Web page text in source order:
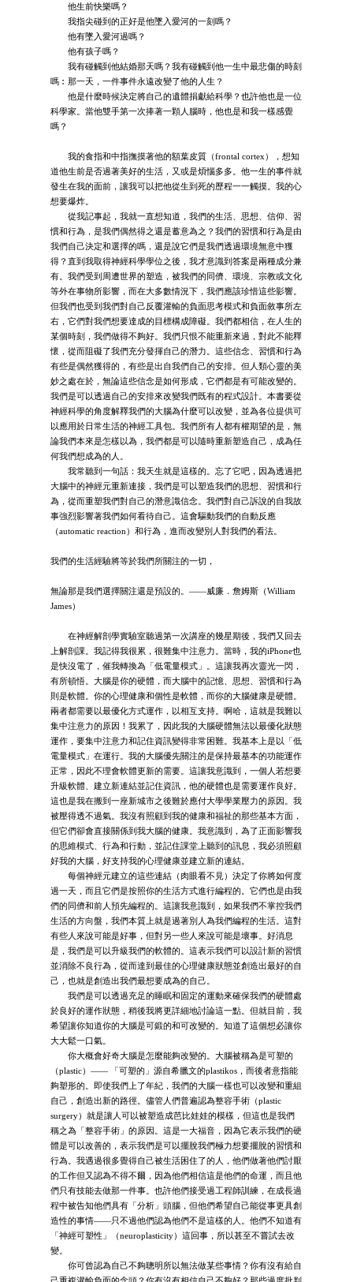
他生前快樂嗎？
我指尖碰到的正好是他墜入愛河的一刻嗎？
他有墜入愛河過嗎？
他有孩子嗎？
我有碰觸到他結婚那天嗎？我有碰觸到他一生中最悲傷的時刻
嗎︰那一天，一件事件永遠改變了他的人生？
他是什麼時候決定將自己的遺體捐獻給科學？也許他也是一位
科學家。當他雙手第一次捧著一顆人腦時，他也是和我一樣感覺
嗎？
我的食指和中指撫摸著他的額葉皮質（frontal cortex），想知
道他生前是否過著美好的生活，又或是煩惱多多。他一生的事件就
發生在我的面前，讓我可以把他從生到死的歷程一一觸摸。我的心
想要爆炸。
從我記事起，我就一直想知道，我們的生活、思想、信仰、習
慣和行為，是我們偶然得之還是蓄意為之？我們的習慣和行為是由
我們自己決定和選擇的嗎，還是說它們是我們透過環境無意中獲
得？直到我取得神經科學學位之後，我才意識到答案是兩種成分兼
有。我們受到周遭世界的塑造，被我們的同儕、環境、宗教或文化
等外在事物所影響，而在大多數情況下，我們應該珍惜這些影響。
但我們也受到我們對自己反覆灌輸的負面思考模式和負面敘事所左
右，它們對我們想要達成的目標構成障礙。我們都相信，在人生的
某個時刻，我們做得不夠好。我們只恨不能重新來過，對此不能釋
懷，從而阻礙了我們充分發揮自己的潛力。這些信念、習慣和行為
有些是偶然獲得的，有些是出自我們自己的安排。但人類心靈的美
妙之處在於，無論這些信念是如何形成，它們都是有可能改變的。
我們是可以透過自己的安排來改變我們既有的程式設計。本書要從
神經科學的角度解釋我們的大腦為什麼可以改變，並為各位提供可
以應用於日常生活的神經工具包。我們所有人都有權期望的是，無
論我們本來是怎樣以為，我們都是可以隨時重新塑造自己，成為任
何我們想成為的人。
我常聽到一句話：我天生就是這樣的。忘了它吧，因為透過把
大腦中的神經元重新連接，我們是可以塑造我們的思想、習慣和行
為，從而重塑我們對自己的潛意識信念。我們對自己訴說的自我故
事強烈影響著我們如何看待自己。這會驅動我們的自動反應
（automatic reaction）和行為，進而改變別人對我們的看法。
我們的生活經驗將等於我們所關注的一切，
無論那是我們選擇關注還是預設的。——威廉．詹姆斯（William
James）
在神經解剖學實驗室聽過第一次講座的幾星期後，我們又回去
上解剖課。我記得我很累，很難集中注意力。當時，我的iPhone也
是快沒電了，催我轉換為「低電量模式」。這讓我再次靈光一閃，
有所頓悟。大腦是你的硬體，而大腦中的記憶、思想、習慣和行為
則是軟體。你的心理健康和個性是軟體，而你的大腦健康是硬體。
兩者都需要以最優化方式運作，以相互支持。啊哈，這就是我難以
集中注意力的原因！我累了，因此我的大腦硬體無法以最優化狀態
運作，要集中注意力和記住資訊變得非常困難。我基本上是以「低
電量模式」在運行。我的大腦優先關注的是保持最基本的功能運作
正常，因此不理會軟體更新的需要。這讓我意識到，一個人若想要
升級軟體、建立新連結並記住資訊，他的硬體也是需要運作良好。
這也是我在搬到一座新城市之後難於應付大學學業壓力的原因。我
被壓得透不過氣。我沒有照顧到我的健康和福祉的那些基本方面，
但它們卻會直接關係到我大腦的健康。我意識到，為了正面影響我
的思維模式、行為和行動，並記住課堂上聽到的訊息，我必須照顧
好我的大腦，好支持我的心理健康並建立新的連結。
每個神經元建立的這些連結（肉眼看不見）決定了你將如何度
過一天，而且它們是按照你的生活方式進行編程的。它們也是由我
們的同儕和前人預先編程的。這讓我意識到，如果我們不掌控我們
生活的方向盤，我們本質上就是過著別人為我們編程的生活。這對
有些人來說可能是好事，但對另一些人來說可能是壞事。好消息
是，我們是可以升級我們的軟體的。這表示我們可以設計新的習慣
並消除不良行為，從而達到最佳的心理健康狀態並創造出最好的自
己，也就是創造出我們最想要成為的自己。
我們是可以透過充足的睡眠和固定的運動來確保我們的硬體處
於良好的運作狀態，稍後我將更詳細地討論這一點。但就目前，我
希望讓你知道你的大腦是可鍛的和可改變的。知道了這個想必讓你
大大鬆一口氣。
你大概會好奇大腦是怎麼能夠改變的。大腦被稱為是可塑的
（plastic）—— 「可塑的」源自希臘文的plastikos，而後者意指能
夠塑形的。即使我們上了年紀，我們的大腦一樣也可以改變和重組
自己，創造出新的路徑。儘管人們普遍認為整容手術（plastic
surgery）就是讓人可以被塑造成芭比娃娃的模樣，但這也是我們
稱之為「整容手術」的原因。這是一大福音，因為它表示我們的硬
體是可以改善的，表示我們是可以擺脫我們極力想要擺脫的習慣和
行為。我遇過很多覺得自己被生活困住了的人，他們做著他們討厭
的工作但又認為不得不爾，因為他們相信這是他們的命運，而且他
們只有技能去做那一件事。也許他們接受過工程師訓練，在成長過
程中被告知他們具有「分析」頭腦，但他們希望自己能從事更具創
造性的事情——只不過他們認為他們不是這樣的人。他們不知道有
「神經可塑性」（neuroplasticity）這回事，所以甚至不嘗試去改
變。
你可曾認為自己不夠聰明所以無法做某些事情？你有沒有給自